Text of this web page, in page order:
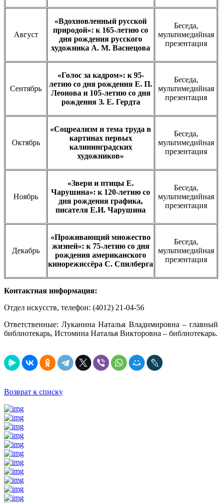
Август
«Вдохновленный русской
природой»: к 165-летию со
дня рождения русского
художника А. М. Васнецова
Беседа,
мультимедийная
презентация
Сентябрь
«Голос за кадром»: к 95-
летию со дня рождения Е. П.
Леонова и 105-летию со дня
рождения З. Е. Гердта
Беседа,
мультимедийная
презентация
Октябрь
«Соцреализм и тема труда в
картинах первых
калининградских
художников»
Беседа,
мультимедийная
презентация
Ноябрь
«Звери и птицы Е.
Чарушина»: к 120-летию со
дня рождения графика,
писателя Е.И. Чарушина
Беседа,
мультимедийная
презентация
Декабрь
«Проживающий множество
жизней»: к 75-летию со дня
рождения американского
кинорежиссёра С. Спилберга
Беседа,
мультимедийная
презентация
Контактная информация:
Отдел искусств, телефон: (4012) 21-04-56
Ответственные: Луканина Наталья Владимировна – главный
библиотекарь, Истомина Наталья Викторовна – библиотекарь.
Возврат к списку